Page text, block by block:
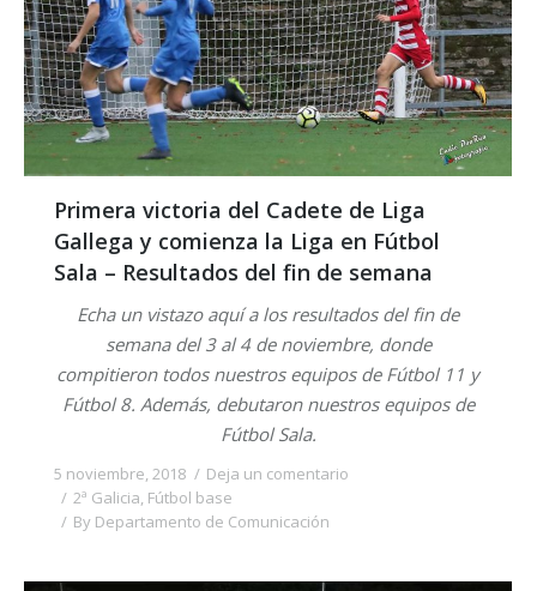
Primera victoria del Cadete de Liga
Gallega y comienza la Liga en Fútbol
Sala – Resultados del fin de semana
Echa un vistazo aquí a los resultados del fin de
semana del 3 al 4 de noviembre, donde
compitieron todos nuestros equipos de Fútbol 11 y
Fútbol 8. Además, debutaron nuestros equipos de
Fútbol Sala.
5 noviembre, 2018
Deja un comentario
2ª Galicia, Fútbol base
By Departamento de Comunicación